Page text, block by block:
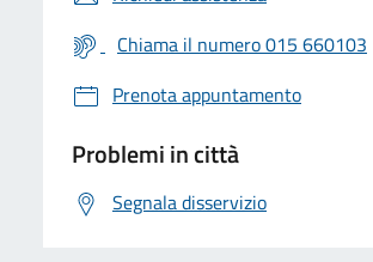
Chiama il numero 015 660103
Prenota appuntamento
Problemi in città
Segnala disservizio